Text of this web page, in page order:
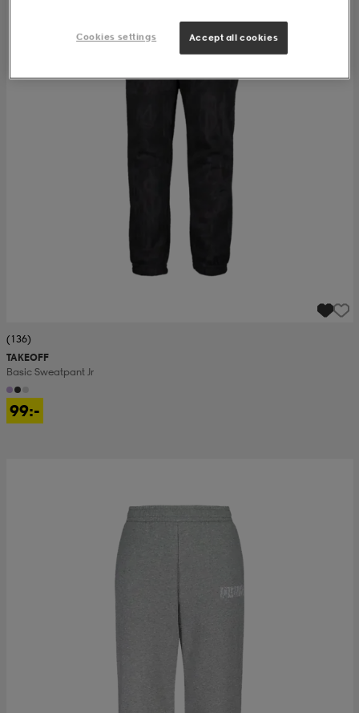
(136)
TAKEOFF
Basic Sweatpant Jr
99:-
Cookies settings Accept all cookies